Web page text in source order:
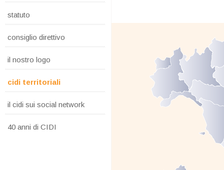
statuto
consiglio direttivo
il nostro logo
cidi territoriali
il cidi sui social network
40 anni di CIDI